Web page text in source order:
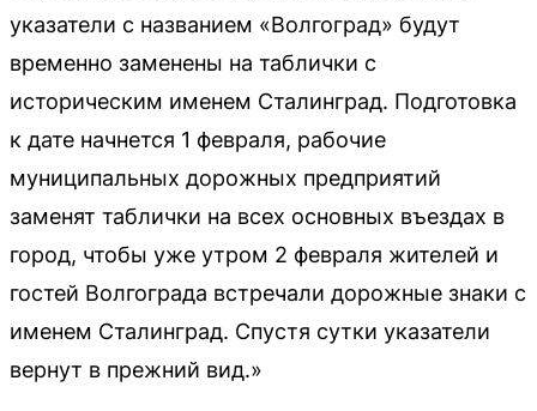
указатели с названием «Волгоград» будут
временно заменены на таблички с
историческим именем Сталинград. Подготовка
к дате начнется 1 февраля, рабочие
муниципальных дорожных предприятий
заменят таблички на всех основных въездах в
город, чтобы уже утром 2 февраля жителей и
гостей Волгограда встречали дорожные знаки с
именем Сталинград. Спустя сутки указатели
вернут в прежний вид.»